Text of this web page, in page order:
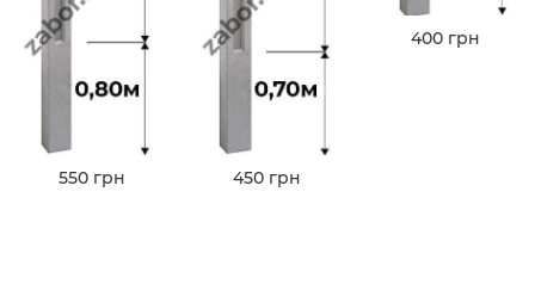
550 грн 450 грн
400 грн